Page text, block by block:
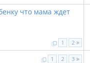
что мама ждет
1 2
1 2 3